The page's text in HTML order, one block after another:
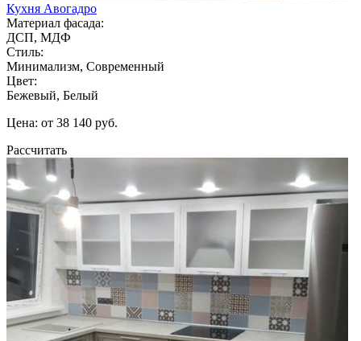
Кухня Авогадро
Материал фасада:
ДСП, МДФ
Стиль:
Минимализм, Современный
Цвет:
Бежевый, Белый
Цена: от 38 140 руб.
Рассчитать